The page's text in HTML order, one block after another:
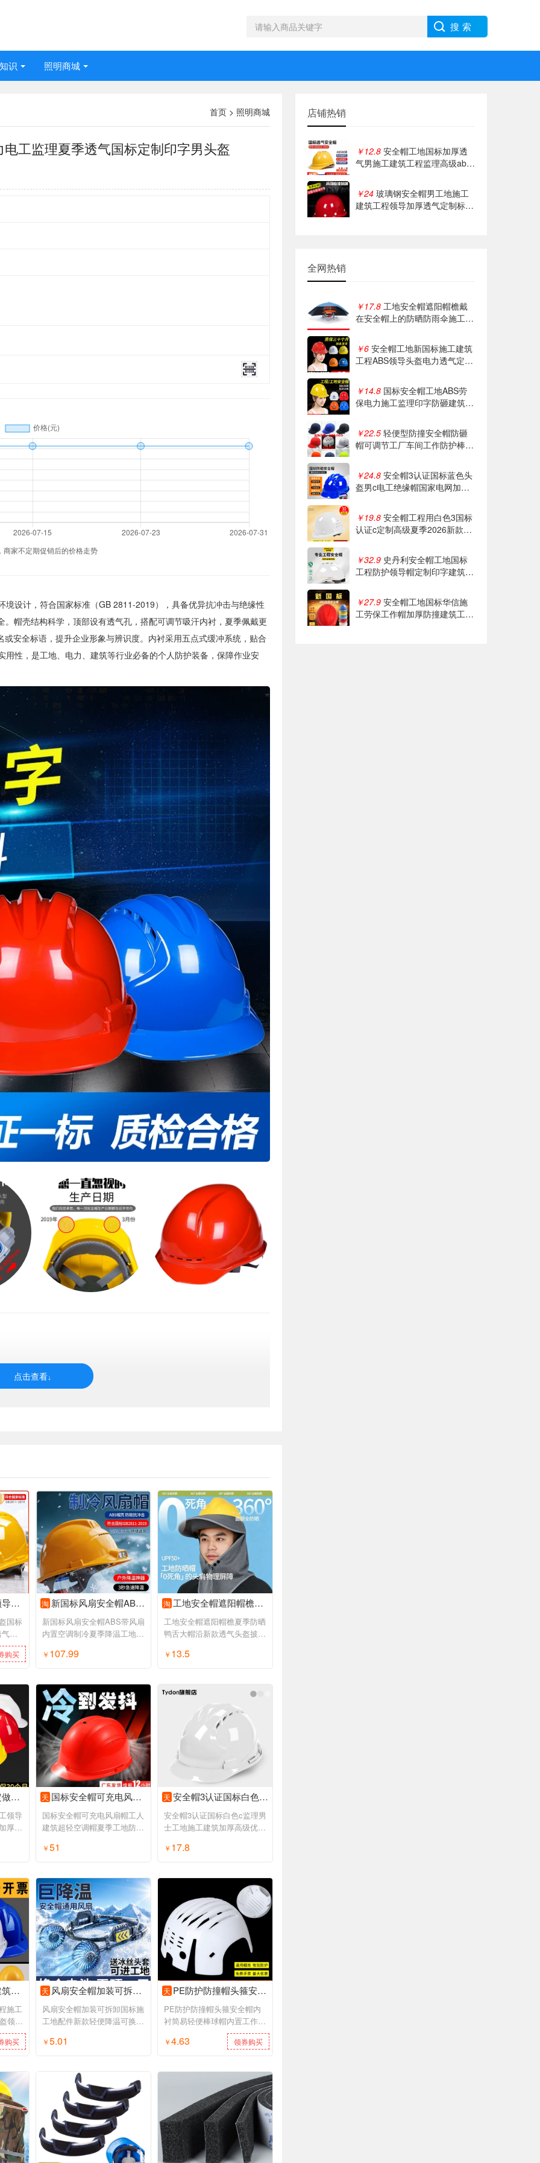
识 照明商城
首页 > 照明商城
工监理夏季透气国标定制印字男头盔
商家不定期促销后的价格走势
设计，符合国家标准（GB 2811-2019），具备优异抗冲击与绝缘性
帽壳结构科学，顶部设有透气孔，搭配可调节吸汗内衬，夏季佩戴更
安全标语，提升企业形象与辨识度。内衬采用五点式缓冲系统，贴合
性，是工地、电力、建筑等行业必备的个人防护装备，保障作业安
工建筑
国标
电
购买
淘 新国标风扇安全帽ABS带风扇内置空调制冷夏季降温工地干活可照明
新国标风扇安全帽ABS带风扇
内置空调制冷夏季降温工地干
￥ 107.99
淘 工地安全帽遮阳帽檐夏季防晒鸭舌大帽沿新款透气头盔披肩太阳帽子
工地安全帽遮阳帽檐夏季防晒
鸭舌大帽沿新款透气头盔披肩
￥ 13.5
定制男
领导
厚头
天 国标安全帽可充电风扇帽工人建筑超轻空调帽夏季工地防晒遮阳头盔
国标安全帽可充电风扇帽工人
建筑超轻空调帽夏季工地防晒
￥51
天 安全帽3认证国标白色c监理男士工地施工建筑加厚高级优质头盔定制
安全帽3认证国标白色c监理男
士工地施工建筑加厚高级优质
￥ 17.8
工定制
施工
领导
购买
天 风扇安全帽加装可拆卸国标施工地配件新款轻便降温可换锂电池
风扇安全帽加装可拆卸国标施
工地配件新款轻便降温可换锂
￥5.01
天 PE防护防撞帽头箍安全帽内衬简易轻便棒球帽内置工作帽壳印字
PE防护防撞帽头箍安全帽内
衬简易轻便棒球帽内置工作帽
￥4.63 领券购买
店铺热销
￥12.8 安全帽工地国标加厚透
气男施工建筑工程监理高级abs
￥24 玻璃钢安全帽男工地施工
建筑工程领导加厚透气定制标印
全网热销
￥17.8 工地安全帽遮阳帽檐戴
在安全帽上的防晒防雨伞施工防
￥6 安全帽工地新国标施工建筑
工程ABS领导头盔电力透气定制
￥14.8 国标安全帽工地ABS劳
保电力施工监理印字防砸建筑工
￥22.5 轻便型防撞安全帽防砸
帽可调节工厂车间工作防护棒球
￥24.8 安全帽3认证国标蓝色头
盔男c电工绝缘帽国家电网加厚
￥19.8 安全帽工程用白色3国标
认证c定制高级夏季2026新款透
￥32.9 史丹利安全帽工地国标
工程防护领导帽定制印字建筑施
￥27.9 安全帽工地国标华信施
工劳保工作帽加厚防撞建筑工程